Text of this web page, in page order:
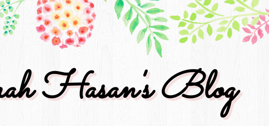
Hasan's Blog